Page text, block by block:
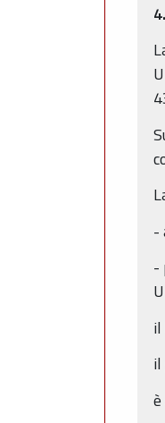
-
-